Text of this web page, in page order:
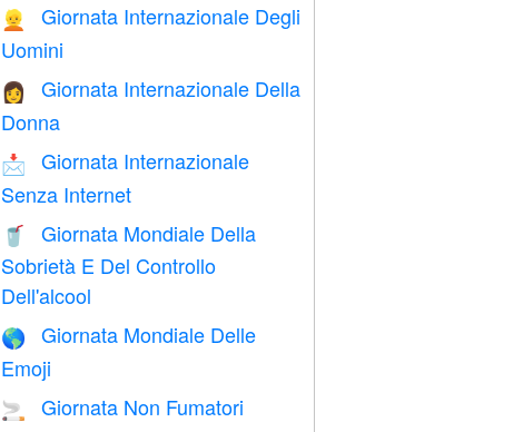
👱
Giornata Internazionale Degli
Uomini
👩
Giornata Internazionale Della
Donna
📩
Giornata Internazionale
Senza Internet
🥤
Giornata Mondiale Della
Sobrietà E Del Controllo
Dell'alcool
🌎
Giornata Mondiale Delle
Emoji
🚬 Giornata Non Fumatori